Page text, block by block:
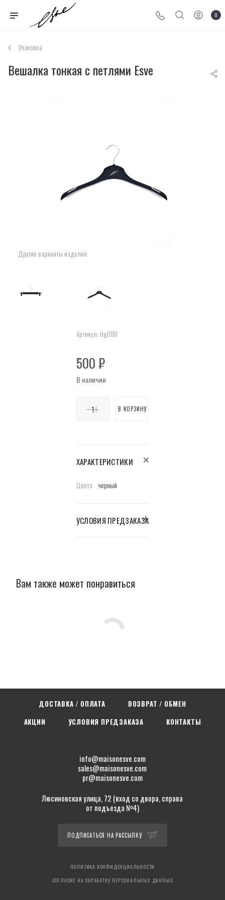
0
Упаковка
Вешалка тонкая с петлями Esve
Другие варианты изделия
Артикул: Hg01Bl
500₽
В наличии
В КОРЗИНУ
ХАРАКТЕРИСТИКИ
Цвета черный
УСЛОВИЯ ПРЕДЗАКАЗА
Вам также может понравиться
ДОСТАВКА / ОПЛАТА
ВОЗВРАТ / ОБМЕН
АКЦИИ
УСЛОВИЯ ПРЕДЗАКАЗА КОНТАКТЫ
info@maisonesve.com
sales@maisonesve.com
pr@maisonesve.com
Люсиновская улица, 72 (вход со двора, справа
от подъезда №4)
ПОДПИСАТЬСЯ НА РАССЫЛКУ
ПОЛИТИКА КОНФИДЕНЦИАЛЬНОСТИ
СОГЛАСИЕ НА ОБРАБОТКУ ПЕРСОНАЛЬНЫХ ДАННЫХ